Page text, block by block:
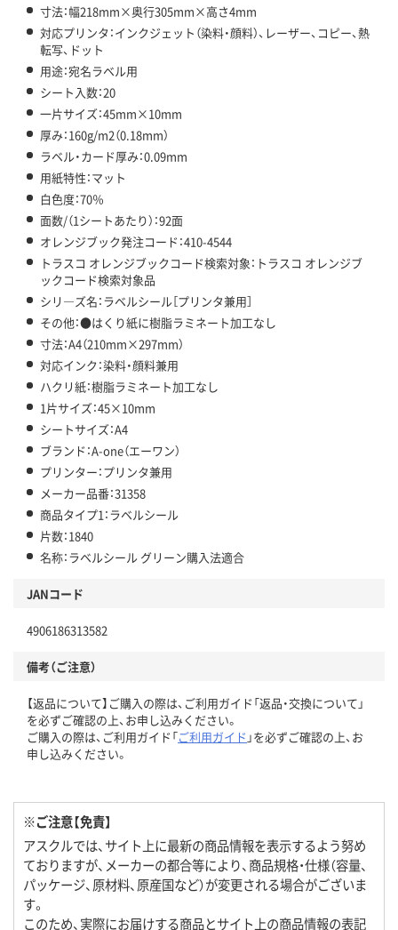
寸法：幅218mm×奥行305mm×高さ4mm
対応プリンタ：インクジェット（染料・顔料）、レーザー、コピー、熱
転写、ドット
用途：宛名ラベル用
シート入数：20
一片サイズ：45mm×10mm
厚み：160g/m2（0.18mm）
ラベル・カード厚み：0.09mm
用紙特性：マット
白色度：70％
面数/（1シートあたり）：92面
オレンジブック発注コード：410-4544
トラスコ オレンジブックコード検索対象：トラスコ オレンジブ
ックコード検索対象品
シリ―ズ名：ラベルシール［プリンタ兼用］
その他：●はくり紙に樹脂ラミネート加工なし
寸法：A4（210mm×297mm）
対応インク：染料・顔料兼用
ハクリ紙：樹脂ラミネート加工なし
1片サイズ：45×10mm
シートサイズ：A4
ブランド：A-one（エーワン）
プリンター：プリンタ兼用
メーカー品番：31358
商品タイプ1：ラベルシール
片数：1840
名称：ラベルシール グリーン購入法適合
JANコード
4906186313582
備考（ご注意）
【返品について】ご購入の際は、ご利用ガイド「返品・交換について」
を必ずご確認の上、お申し込みください。
ご購入の際は、ご利用ガイド「ご利用ガイド 」を必ずご確認の上、お
申し込みください。
※ご注意【免責】
アスクルでは、サイト上に最新の商品情報を表示するよう努め
ておりますが、メーカーの都合等により、商品規格・仕様（容量、
パッケージ、原材料、原産国など）が変更される場合がございま
す。
このため、実際にお届けする商品とサイト上の商品情報の表記